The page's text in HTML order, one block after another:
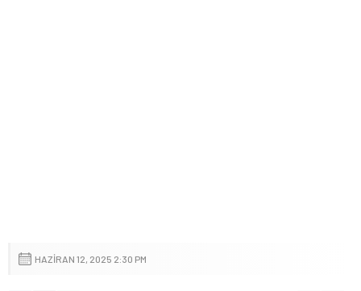
HAZIRAN 12, 2025 2:30 PM